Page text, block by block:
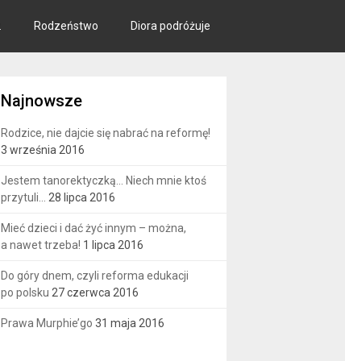
Rodzeństwo Diora podróżuje
Najnowsze
Rodzice, nie dajcie się nabrać na reformę!
3 września 2016
Jestem tanorektyczką… Niech mnie ktoś
przytuli…
28 lipca 2016
Mieć dzieci i dać żyć innym – można,
a nawet trzeba! 1 lipca 2016
Do góry dnem, czyli reforma edukacji
po polsku 27 czerwca 2016
Prawa Murphie’go 31 maja 2016